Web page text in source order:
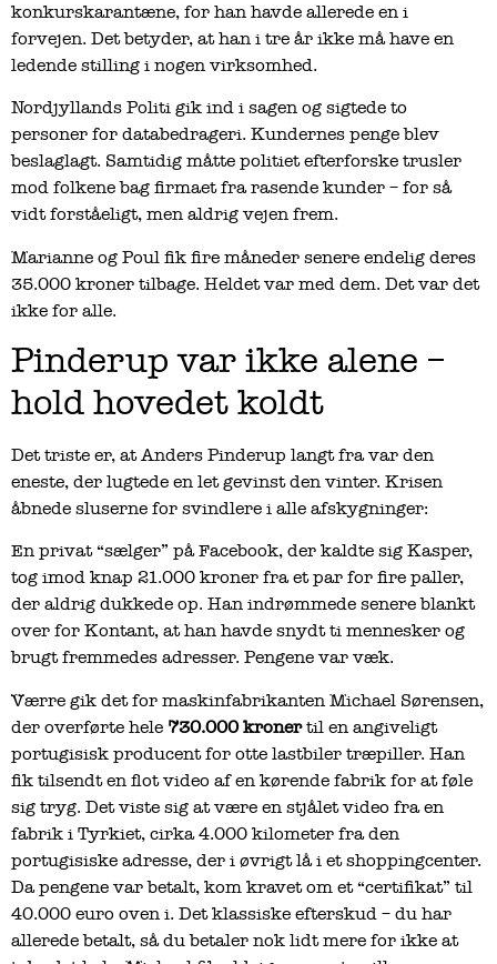
konkurskarantæne, for han havde allerede en i
forvejen. Det betyder, at han i tre år ikke må have en
ledende stilling i nogen virksomhed.
Nordjyllands Politi gik ind i sagen og sigtede to
personer for databedrageri. Kundernes penge blev
beslaglagt. Samtidig måtte politiet efterforske trusler
mod folkene bag firmaet fra rasende kunder – for så
vidt forståeligt, men aldrig vejen frem.
Marianne og Poul fik fire måneder senere endelig deres
35.000 kroner tilbage. Heldet var med dem. Det var det
ikke for alle.
Pinderup var ikke alene –
hold hovedet koldt
Det triste er, at Anders Pinderup langt fra var den
eneste, der lugtede en let gevinst den vinter. Krisen
åbnede sluserne for svindlere i alle afskygninger:
En privat “sælger” på Facebook, der kaldte sig Kasper,
tog imod knap 21.000 kroner fra et par for fire paller,
der aldrig dukkede op. Han indrømmede senere blankt
over for Kontant, at han havde snydt ti mennesker og
brugt fremmedes adresser. Pengene var væk.
Værre gik det for maskinfabrikanten Michael Sørensen,
der overførte hele 730.000 kronertil en angiveligt
portugisisk producent for otte lastbiler træpiller. Han
fik tilsendt en flot video af en kørende fabrik for at føle
sig tryg. Det viste sig at være en stjålet video fra en
fabrik i Tyrkiet, cirka 4.000 kilometer fra den
portugisiske adresse, der i øvrigt lå i et shoppingcenter.
Da pengene var betalt, kom kravet om et “certifikat” til
40.000 euro oven i. Det klassiske efterskud – du har
allerede betalt, så du betaler nok lidt mere for ikke at